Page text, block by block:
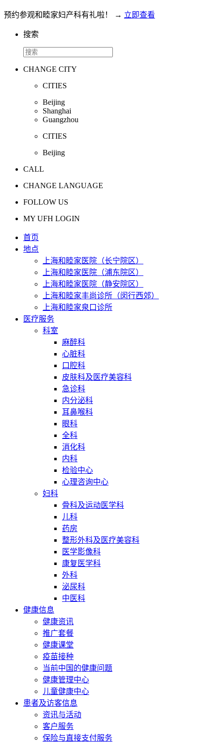
预约参观和睦家妇产科有礼啦！ → 立即查看
搜索
CHANGE CITY
CITIES
Beijing
Shanghai
Guangzhou
CITIES
Beijing
CALL
CHANGE LANGUAGE
FOLLOW US
MY UFH LOGIN
首页
地点
上海和睦家医院（长宁院区）
上海和睦家医院（浦东院区）
上海和睦家医院（静安院区）
上海和睦家丰尚诊所（闵行西郊）
上海和睦家泉口诊所
医疗服务
科室
麻醉科
心脏科
口腔科
皮肤科及医疗美容科
急诊科
内分泌科
耳鼻喉科
眼科
全科
消化科
内科
检验中心
心理咨询中心
妇科
骨科及运动医学科
儿科
药房
整形外科及医疗美容科
医学影像科
康复医学科
外科
泌尿科
中医科
健康信息
健康资讯
推广套餐
健康课堂
疫苗接种
当前中国的健康问题
健康管理中心
儿童健康中心
患者及访客信息
资讯与活动
客户服务
保险与直接支付服务